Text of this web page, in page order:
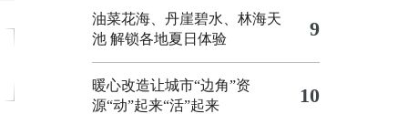
油菜花海、丹崖碧水、林海天
池 解锁各地夏日体验
9
暖心改造让城市“边角”资
源“动”起来“活”起来
10